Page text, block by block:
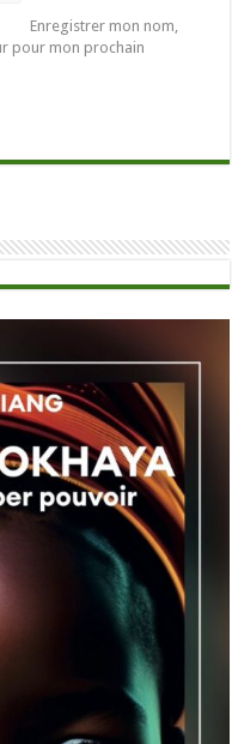
Enregistrer mon nom,
pour mon prochain